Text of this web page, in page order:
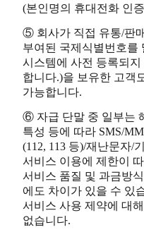
(본인명의 휴대전화 인
⑤ 회사가 직접 유통/판
부여된 국제식별번호를
시스템에 사전 등록되
합니다.)을 보유한 고객
가능합니다.
⑥ 자급 단말 중 일부는
특성 등에 따라 SMS/
(112, 113 등)/재난문자/
서비스 이용에 제한이
서비스 품질 및 과금방
에도 차이가 있을 수 있
서비스 사용 제약에 대
없습니다.